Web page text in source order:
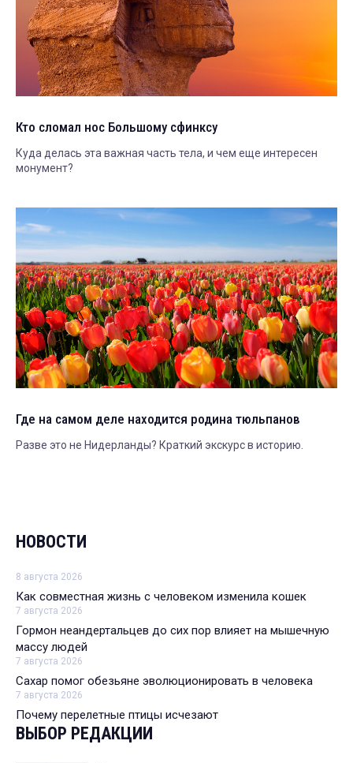
Кто сломал нос Большому сфинксу
Куда делась эта важная часть тела, и чем еще интересен
монумент?
Где на самом деле находится родина тюльпанов
Разве это не Нидерланды? Краткий экскурс в историю.
НОВОСТИ
8 августа 2026
Как совместная жизнь с человеком изменила кошек
7 августа 2026
Гормон неандертальцев до сих пор влияет на мышечную
массу людей
7 августа 2026
Сахар помог обезьяне эволюционировать в человека
7 августа 2026
Почему перелетные птицы исчезают
ВЫБОР РЕДАКЦИИ